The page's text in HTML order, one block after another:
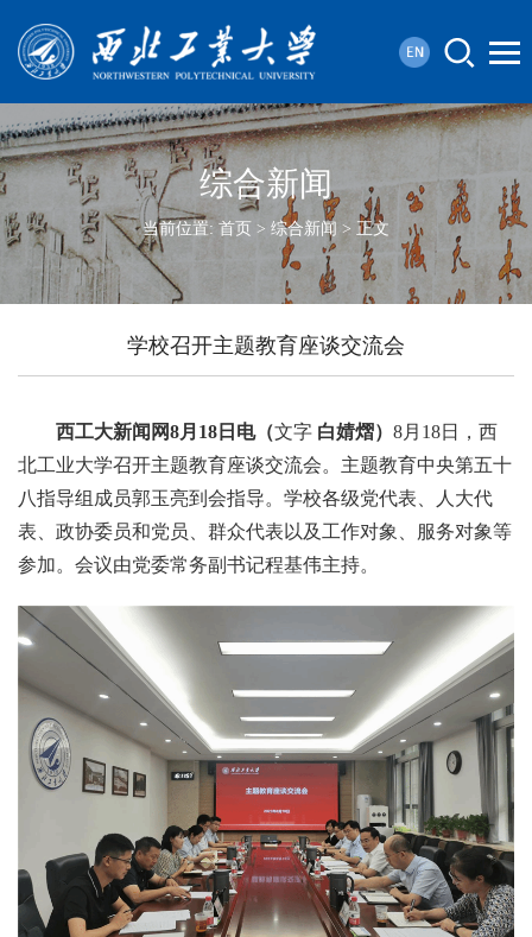
综合新闻
当前位置: 首页 > 综合新闻 > 正文
学校召开主题教育座谈交流会
西工大新闻网8月18日电（文字 白婧熠） 8月18日，西
北工业大学召开主题教育座谈交流会。主题教育中央第五十
八指导组成员郭玉亮到会指导。学校各级党代表、人大代
表、政协委员和党员、群众代表以及工作对象、服务对象等
参加。会议由党委常务副书记程基伟主持。